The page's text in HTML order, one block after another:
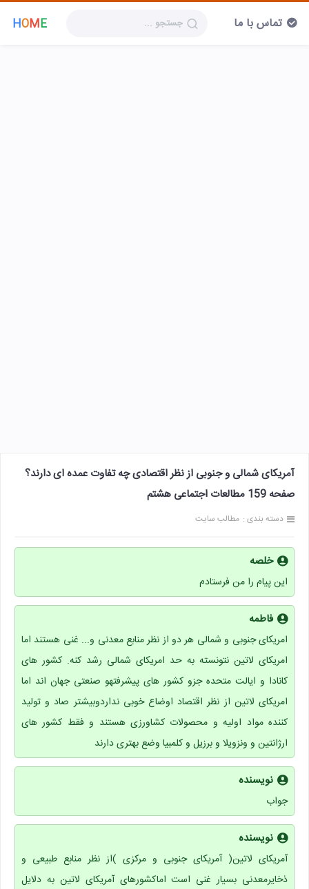
HOME تماس با ما
آمریکای شمالی و جنوبی از نظر اقتصادی چه تفاوت عمده ای دارند؟
صفحه 159 مطالعات اجتماعی هشتم
دسته بندی : مطالب سایت
خلصه
این پیام را من فرستادم
فاطمه
امریکای جنوبی و شمالی هر دو از نظر منابع معدنی و... غنی هستند اما
امریکای لاتین نتونسته به حد امریکای شمالی رشد کنه. کشور های
کانادا و ایالت متحده جزو کشور های پیشرفتهو صنعتی جهان اند اما
امریکای لاتین از نظر اقتصاد اوضاع خوبی نداردوبیشتر صاد و تولید
کننده مواد اولیه و محصولات کشاورزی هستند و فقط کشور های
ارژانتین و ونزویلا و برزیل و کلمبیا وضع بهتری دارند
نویسنده
جواب
نویسنده
آمریکای لاتین( آمریکای جنوبی و مرکزی )از نظر منابع طبیعی و
ذخایرمعدنی بسیار غنی است اماکشورهای آمریکای لاتین به دلایل